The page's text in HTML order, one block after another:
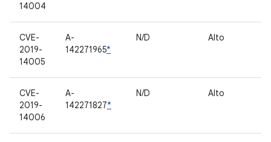
14004
CVE-
2019-
14005
A-
142271965*
N/D Alto
CVE-
2019-
14006
A-
142271827*
N/D Alto